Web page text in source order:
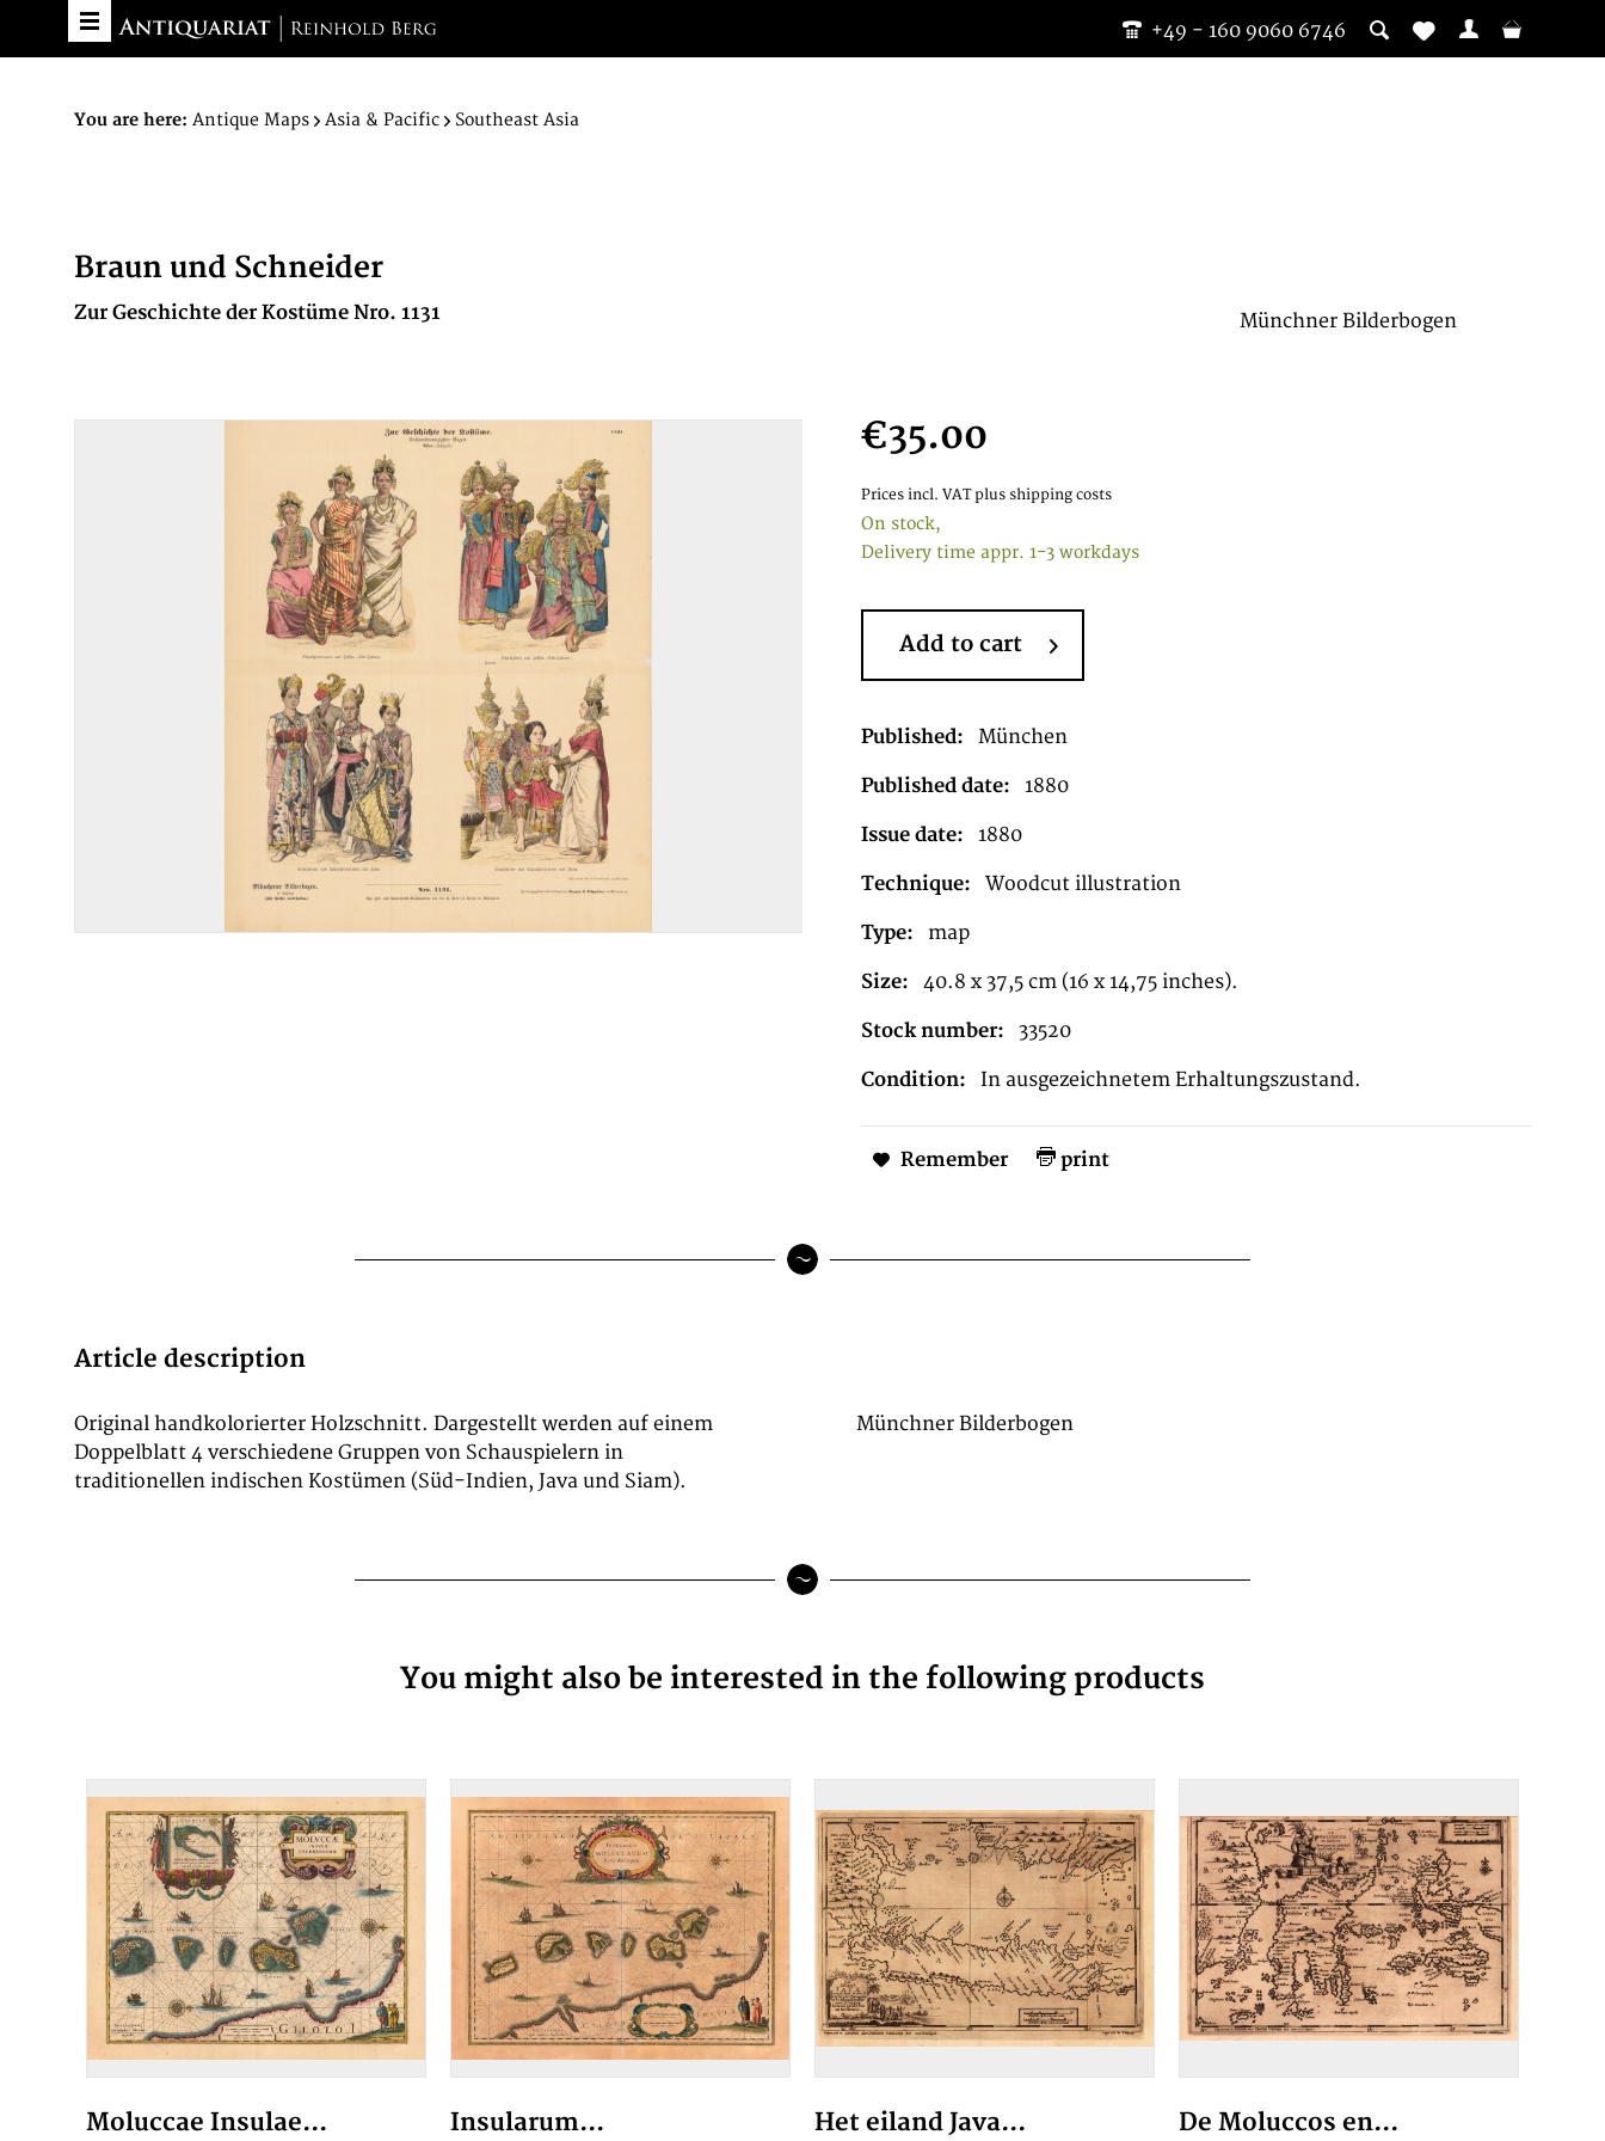
+49 - 160 9060 6746
You are here: Antique Maps Asia & Pacific Southeast Asia
Braun und Schneider
Zur Geschichte der Kostüme Nro. 1131 Münchner Bilderbogen
€35.00
Prices incl. VAT plus shipping costs
On stock,
Delivery time appr. 1-3 workdays
Add to cart
Published: München
Published date: 1880
Issue date: 1880
Technique: Woodcut illustration
Type: map
Size: 40.8 x 37,5 cm (16 x 14,75 inches).
Stock number: 33520
Condition: In ausgezeichnetem Erhaltungszustand.
Remember print
Article description
Original handkolorierter Holzschnitt. Dargestellt werden auf einem
Doppelblatt 4 verschiedene Gruppen von Schauspielern in
traditionellen indischen Kostümen (Süd-Indien, Java und Siam).
Münchner Bilderbogen
You might also be interested in the following products
Moluccae Insulae... Insularum... Het eiland Java... De Moluccos en...